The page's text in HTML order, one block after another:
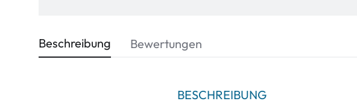
Beschreibung
BESCHREIBUNG
Bewertungen